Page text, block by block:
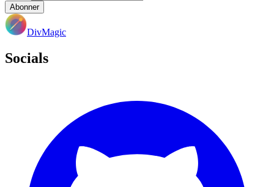
Abonner
DivMagic
Socials